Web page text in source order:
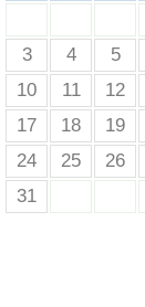
3
4 5
10
11 12
17
18 19
24
25 26
31